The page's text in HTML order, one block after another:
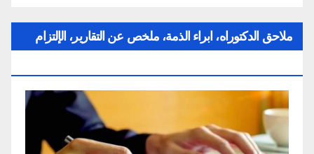
ملاحق الدكتوراه، ابراء الذمة، ملخص عن التقارير، الإلتزام